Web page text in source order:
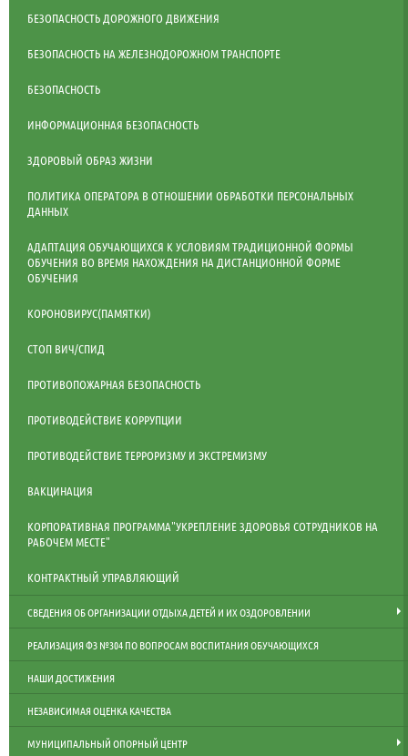
БЕЗОПАСНОСТЬ ДОРОЖНОГО ДВИЖЕНИЯ
БЕЗОПАСНОСТЬ НА ЖЕЛЕЗНОДОРОЖНОМ ТРАНСПОРТЕ
БЕЗОПАСНОСТЬ
ИНФОРМАЦИОННАЯ БЕЗОПАСНОСТЬ
ЗДОРОВЫЙ ОБРАЗ ЖИЗНИ
ПОЛИТИКА ОПЕРАТОРА В ОТНОШЕНИИ ОБРАБОТКИ ПЕРСОНАЛЬНЫХ
ДАННЫХ
АДАПТАЦИЯ ОБУЧАЮЩИХСЯ К УСЛОВИЯМ ТРАДИЦИОННОЙ ФОРМЫ
ОБУЧЕНИЯ ВО ВРЕМЯ НАХОЖДЕНИЯ НА ДИСТАНЦИОННОЙ ФОРМЕ
ОБУЧЕНИЯ
КОРОНОВИРУС(ПАМЯТКИ)
СТОП ВИЧ/СПИД
ПРОТИВОПОЖАРНАЯ БЕЗОПАСНОСТЬ
ПРОТИВОДЕЙСТВИЕ КОРРУПЦИИ
ПРОТИВОДЕЙСТВИЕ ТЕРРОРИЗМУ И ЭКСТРЕМИЗМУ
ВАКЦИНАЦИЯ
КОРПОРАТИВНАЯ ПРОГРАММА"УКРЕПЛЕНИЕ ЗДОРОВЬЯ СОТРУДНИКОВ НА
РАБОЧЕМ МЕСТЕ"
КОНТРАКТНЫЙ УПРАВЛЯЮЩИЙ
СВЕДЕНИЯ ОБ ОРГАНИЗАЦИИ ОТДЫХА ДЕТЕЙ И ИХ ОЗДОРОВЛЕНИИ
РЕАЛИЗАЦИЯ ФЗ №304 ПО ВОПРОСАМ ВОСПИТАНИЯ ОБУЧАЮЩИХСЯ
НАШИ ДОСТИЖЕНИЯ
НЕЗАВИСИМАЯ ОЦЕНКА КАЧЕСТВА
МУНИЦИПАЛЬНЫЙ ОПОРНЫЙ ЦЕНТР